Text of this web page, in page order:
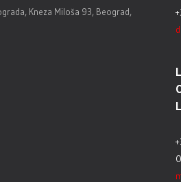
Kneza Miloša 93, Beograd,